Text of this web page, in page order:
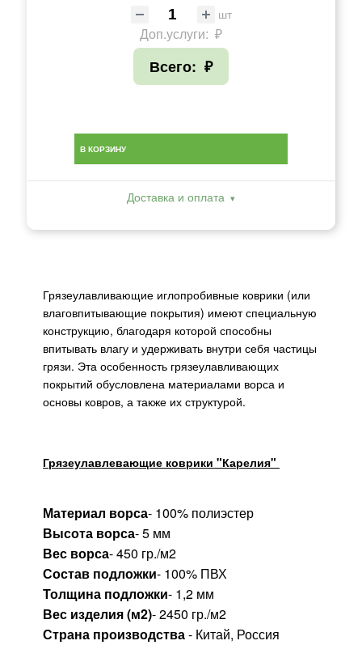
шт
Доп.услуги: ₽
Всего: ₽
В КОРЗИНУ
Доставка и оплата
Грязеулавливающие иглопробивные коврики (или
влаговпитывающие покрытия) имеют специальную
конструкцию, благодаря которой способны
впитывать влагу и удерживать внутри себя частицы
грязи. Эта особенность грязеулавливающих
покрытий обусловлена материалами ворса и
основы ковров, а также их структурой.
Грязеулавлевающие коврики "Карелия"
Материал ворса- 100% полиэстер
Высота ворса- 5 мм
Вес ворса- 450 гр./м2
Состав подложки- 100% ПВХ
Толщина подложки- 1,2 мм
Вес изделия (м2)- 2450 гр./м2
Страна производства- Китай, Россия